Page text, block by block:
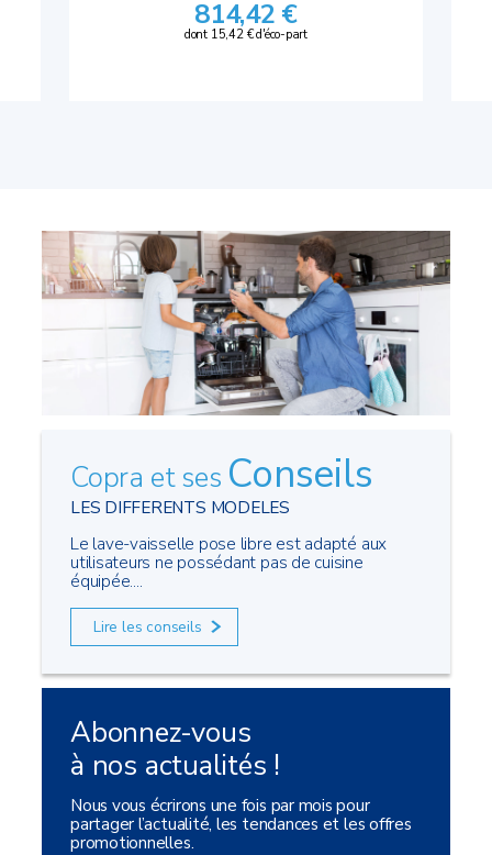
814,42 €
dont 15,42 € d'éco-part
Copra et ses Conseils
LES DIFFERENTS MODELES
Le lave-vaisselle pose libre est adapté aux
utilisateurs ne possédant pas de cuisine
équipée....
Lire les conseils
Abonnez-vous
à nos actualités !
Nous vous écrirons une fois par mois pour
partager l’actualité, les tendances et les offres
promotionnelles.